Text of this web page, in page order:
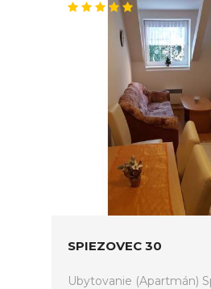
SPIEZOVEC 30
Ubytovanie (Apartmán)